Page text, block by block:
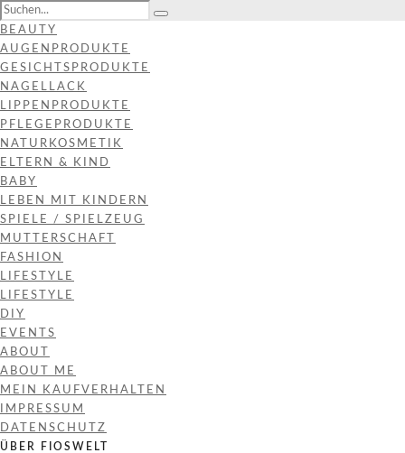
BEAUTY
AUGENPRODUKTE
GESICHTSPRODUKTE
NAGELLACK
LIPPENPRODUKTE
PFLEGEPRODUKTE
NATURKOSMETIK
ELTERN & KIND
BABY
LEBEN MIT KINDERN
SPIELE / SPIELZEUG
MUTTERSCHAFT
FASHION
LIFESTYLE
LIFESTYLE
DIY
EVENTS
ABOUT
ABOUT ME
MEIN KAUFVERHALTEN
IMPRESSUM
DATENSCHUTZ
ÜBER FIOSWELT